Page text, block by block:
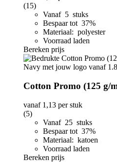
(15)
Vanaf 5 stuks
Bespaar tot 37%
Materiaal: polyester
Voorraad laden
Bereken prijs
Cotton Promo (125 g/
vanaf 1,13 per stuk
(5)
Vanaf 25 stuks
Bespaar tot 37%
Materiaal: katoen
Voorraad laden
Bereken prijs